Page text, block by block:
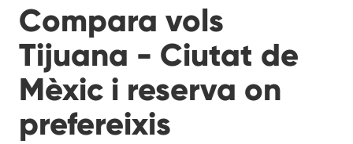
Compara vols
Tijuana - Ciutat de
Mèxic i reserva on
prefereixis